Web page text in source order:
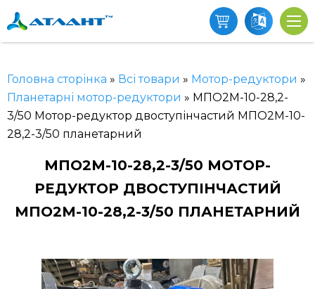
Головна сторінка » Всі товари » Мотор-редуктори »
Планетарні мотор-редуктори » МПО2М-10-28,2-
3/50 Мотор-редуктор двоступінчастий МПО2М-10-
28,2-3/50 планетарний
МПО2М-10-28,2-3/50 МОТОР-
РЕДУКТОР ДВОСТУПІНЧАСТИЙ
МПО2М-10-28,2-3/50 ПЛАНЕТАРНИЙ